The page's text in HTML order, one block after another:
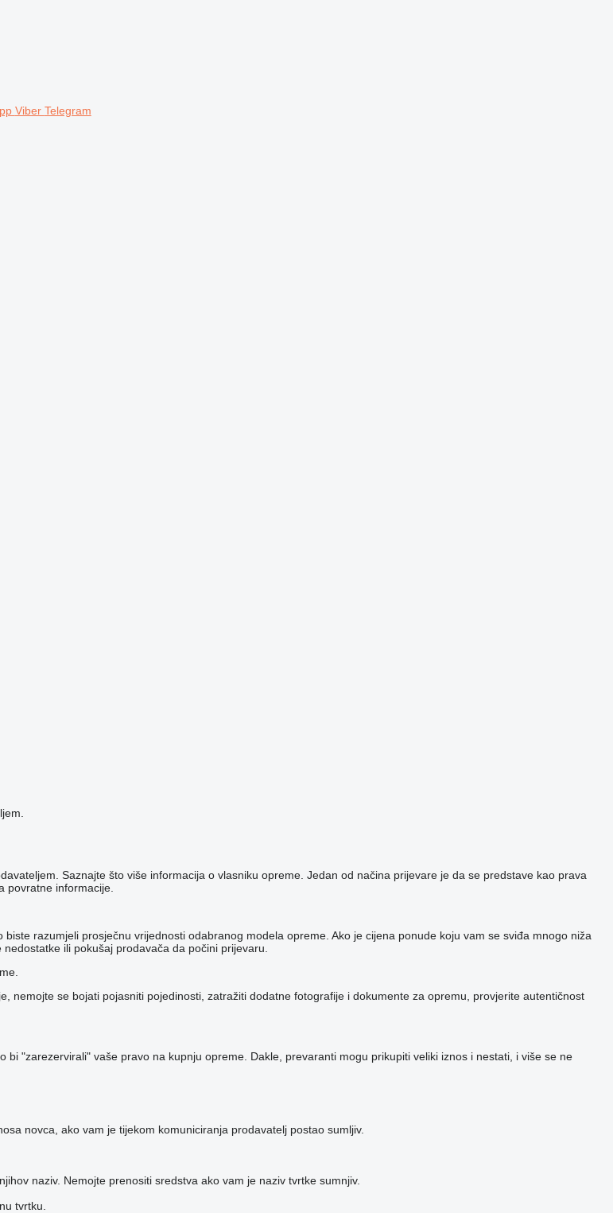
Viber Telegram
Saznajte što više informacija o vlasniku opreme. Jedan od načina prijevare je da se predstave kao prava
povratne informacije.
razumjeli prosječnu vrijednosti odabranog modela opreme. Ako je cijena ponude koju vam se sviđa mnogo niža
ili pokušaj prodavača da počini prijevaru.
nemojte se bojati pojasniti pojedinosti, zatražiti dodatne fotografije i dokumente za opremu, provjerite autentičnost
"zarezervirali" vaše pravo na kupnju opreme. Dakle, prevaranti mogu prikupiti veliki iznos i nestati, i više se ne
novca, ako vam je tijekom komuniciranja prodavatelj postao sumljiv.
naziv. Nemojte prenositi sredstva ako vam je naziv tvrtke sumnjiv.
tvrtku.